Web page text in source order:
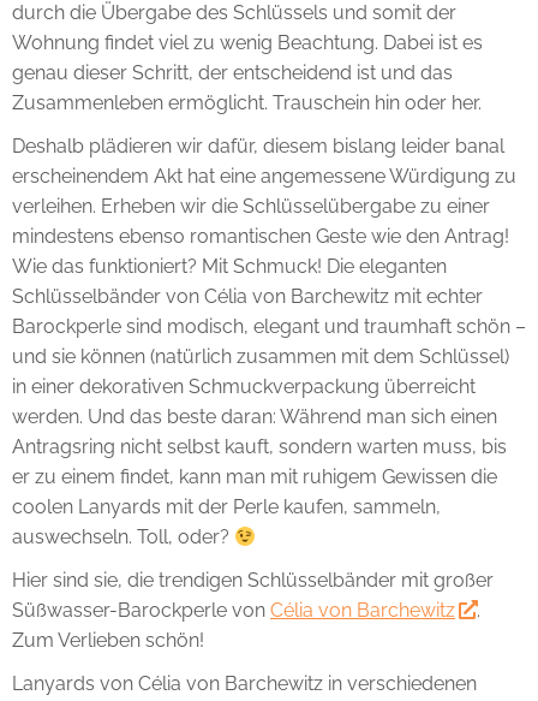
durch die Übergabe des Schlüssels und somit der
Wohnung findet viel zu wenig Beachtung. Dabei ist es
genau dieser Schritt, der entscheidend ist und das
Zusammenleben ermöglicht. Trauschein hin oder her.
Deshalb plädieren wir dafür, diesem bislang leider banal
erscheinendem Akt hat eine angemessene Würdigung zu
verleihen. Erheben wir die Schlüsselübergabe zu einer
mindestens ebenso romantischen Geste wie den Antrag!
Wie das funktioniert? Mit Schmuck! Die eleganten
Schlüsselbänder von Célia von Barchewitz mit echter
Barockperle sind modisch, elegant und traumhaft schön –
und sie können (natürlich zusammen mit dem Schlüssel)
in einer dekorativen Schmuckverpackung überreicht
werden. Und das beste daran: Während man sich einen
Antragsring nicht selbst kauft, sondern warten muss, bis
er zu einem findet, kann man mit ruhigem Gewissen die
coolen Lanyards mit der Perle kaufen, sammeln,
auswechseln. Toll, oder?
Hier sind sie, die trendigen Schlüsselbänder mit großer
Süßwasser-Barockperle von Célia von Barchewitz
.
Zum Verlieben schön!
Lanyards von Célia von Barchewitz in verschiedenen